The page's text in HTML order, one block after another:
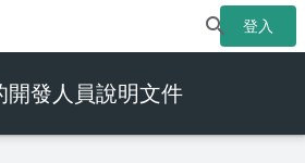
登入
開發人員說明文件